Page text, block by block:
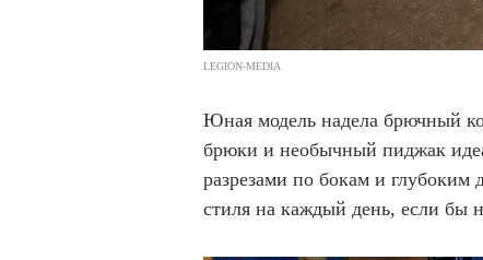
LEGION-MEDIA
Юная модель надела брючный
брюки и необычный пиджак
разрезами по бокам и глубоким
стиля на каждый день, если бы